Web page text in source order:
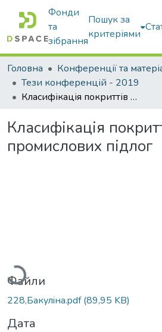
Фонди
та
зібрання
Пошук за
критеріями
Головна
Тези конференцій - 2019
Класифікація покриттів промислових підлог
Класифікація
промислових підлог
Вантажиться...
Файли
228,Бакулiна.pdf(89,95 KB)
Дата